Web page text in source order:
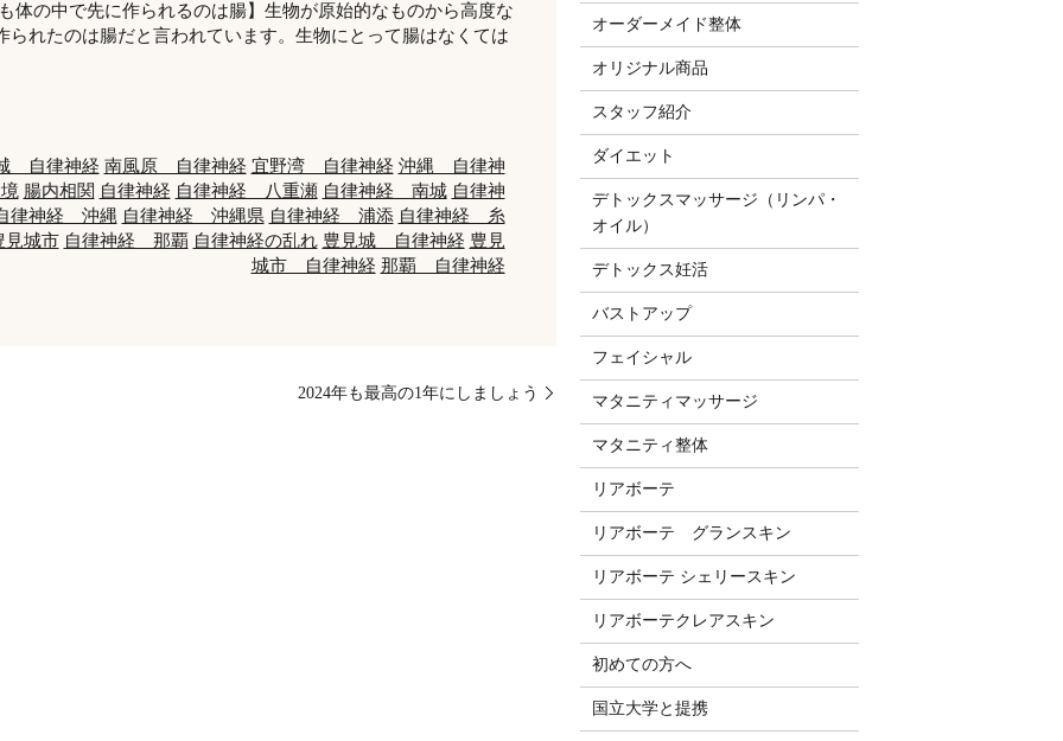
体の中で先に作られるのは腸】生物が原始的なものから高度な
られたのは腸だと言われています。生物にとって腸はなくては
自律神経 南風原 自律神経 宜野湾 自律神経 沖縄 自律神
腸内相関 自律神経 自律神経 八重瀬 自律神経 南城 自律神
律神経 沖縄 自律神経 沖縄県 自律神経 浦添 自律神経 糸
城市 自律神経 那覇 自律神経の乱れ 豊見城 自律神経 豊見
城市 自律神経 那覇 自律神経
2024年も最高の1年にしましょう
オーダーメイド整体
オリジナル商品
スタッフ紹介
ダイエット
デトックスマッサージ（リンパ・
オイル）
デトックス妊活
バストアップ
フェイシャル
マタニティマッサージ
マタニティ整体
リアボーテ
リアボーテ グランスキン
リアボーテ シェリースキン
リアボーテクレアスキン
初めての方へ
国立大学と提携